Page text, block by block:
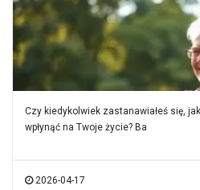
Czy kiedykolwiek zastanawiałeś się,
wpłynąć na Twoje życie? Ba
2026-04-17